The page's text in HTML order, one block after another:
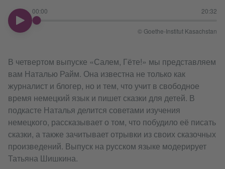
00:00
20:32
00:00
© Goethe-Institut Kasachstan
В четвертом выпуске «Салем, Гёте!» мы представляем
вам Наталью Райм. Она известна не только как
журналист и блогер, но и тем, что учит в свободное
время немецкий язык и пишет сказки для детей. В
подкасте Наталья делится советами изучения
немецкого, рассказывает о том, что побудило её писать
сказки, а также зачитывает отрывки из своих сказочных
произведений. Выпуск на русском языке модерирует
Татьяна Шишкина.